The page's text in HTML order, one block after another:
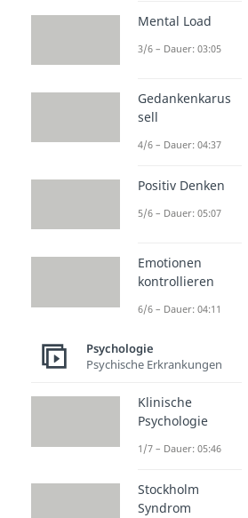
Mental Load
3/6 – Dauer: 03:05
Gedankenkarus
sell
4/6 – Dauer: 04:37
Positiv Denken
5/6 – Dauer: 05:07
Emotionen
kontrollieren
6/6 – Dauer: 04:11
Psychologie
Psychische Erkrankungen
Klinische
Psychologie
1/7 – Dauer: 05:46
Stockholm
Syndrom